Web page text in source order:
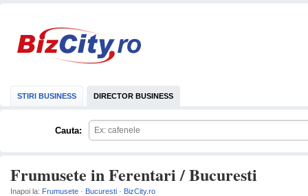
STIRI BUSINESS DIRECTOR BUSINESS
Cauta:
Frumusete in Ferentari / Bucuresti
Inapoi la: Frumusete · Bucuresti · BizCity.ro